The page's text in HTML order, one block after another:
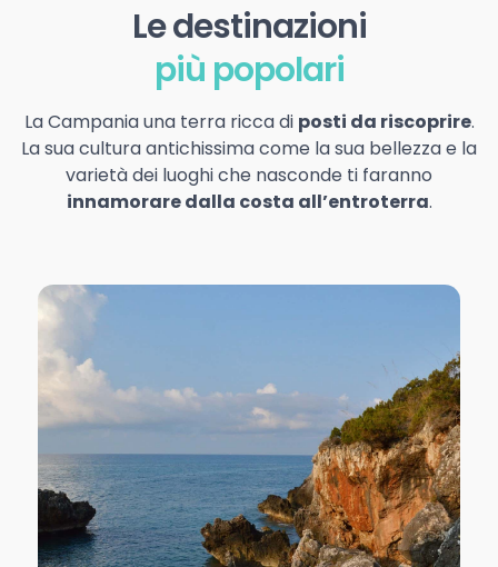
Le destinazioni
più popolari
La Campania una terra ricca di posti da riscoprire.
La sua cultura antichissima come la sua bellezza e la
varietà dei luoghi che nasconde ti faranno
innamorare dalla costa all’entroterra.